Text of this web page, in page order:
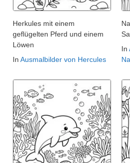
Herkules mit einem
geflügelten Pferd und einem
Löwen
In Ausmalbilder von Hercules
In